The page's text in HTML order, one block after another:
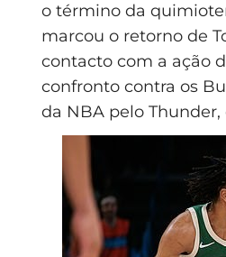
o término da
marcou o retorno de
contacto com a ação
confronto contra os
da NBA pelo